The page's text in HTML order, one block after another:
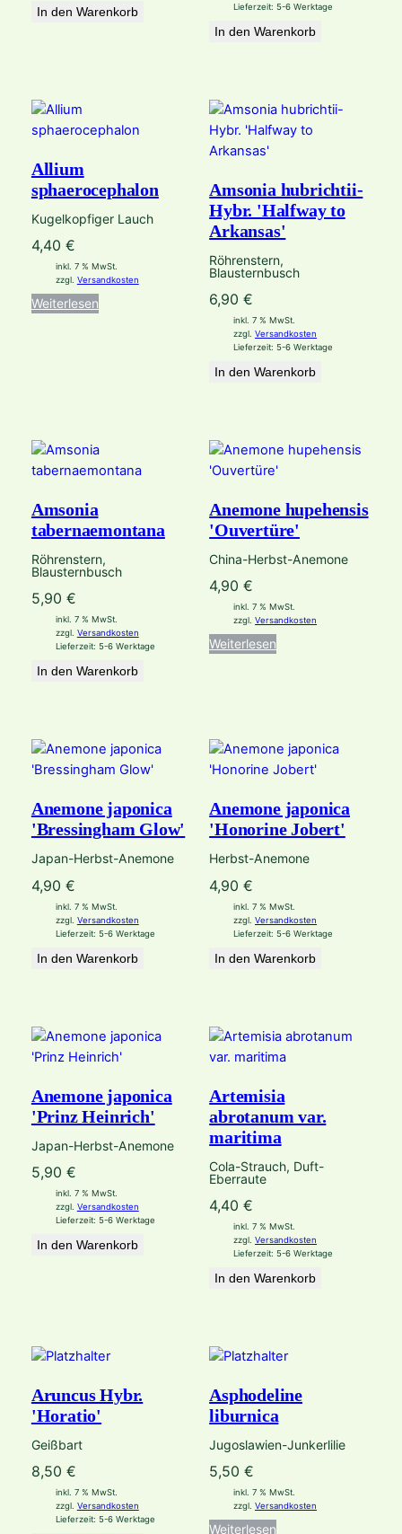
In den Warenkorb
Lieferzeit:5-6 Werktage
In den Warenkorb
Allium
sphaerocephalon
Kugelkopfiger Lauch
4,40 €
inkl. 7 % MwSt.
zzgl. Versandkosten
Weiterlesen
Amsonia hubrichtii-
Hybr. 'Halfway to
Arkansas'
Röhrenstern,
Blausternbusch
6,90€
inkl. 7 % MwSt.
zzgl.Versandkosten
Lieferzeit:5-6 Werktage
In den Warenkorb
Amsonia
tabernaemontana
Röhrenstern,
Blausternbusch
5,90 €
inkl. 7 % MwSt.
zzgl. Versandkosten
Lieferzeit: 5-6 Werktage
In den Warenkorb
Anemone hupehensis
'Ouvertüre'
China-Herbst-Anemone
4,90€
inkl. 7 % MwSt.
zzgl.Versandkosten
Weiterlesen
Anemone japonica
'Bressingham Glow'
Japan-Herbst-Anemone
4,90 €
inkl. 7 % MwSt.
zzgl. Versandkosten
Lieferzeit: 5-6 Werktage
In den Warenkorb
Anemone japonica
'Honorine Jobert'
Herbst-Anemone
4,90€
inkl. 7 % MwSt.
zzgl.Versandkosten
Lieferzeit:5-6 Werktage
In den Warenkorb
Anemone japonica
'Prinz Heinrich'
Japan-Herbst-Anemone
5,90 €
inkl. 7 % MwSt.
zzgl. Versandkosten
Lieferzeit: 5-6 Werktage
In den Warenkorb
Artemisia
abrotanum var.
maritima
Cola-Strauch, Duft-
Eberraute
4,40€
inkl. 7 % MwSt.
zzgl.Versandkosten
Lieferzeit:5-6 Werktage
In den Warenkorb
Aruncus Hybr.
'Horatio'
Geißbart
8,50 €
inkl. 7 % MwSt.
zzgl. Versandkosten
Lieferzeit: 5-6 Werktage
Asphodeline
liburnica
Jugoslawien-Junkerlilie
5,50€
inkl. 7 % MwSt.
zzgl.Versandkosten
Weiterlesen